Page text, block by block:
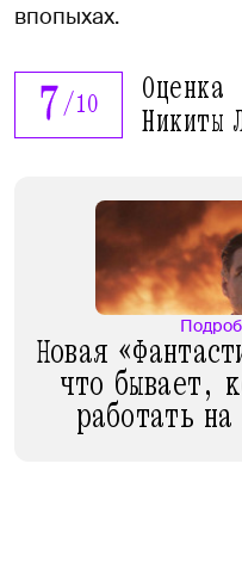
впопыхах.
7/10 Оценка
Никиты
Новая
что бывает,
работать